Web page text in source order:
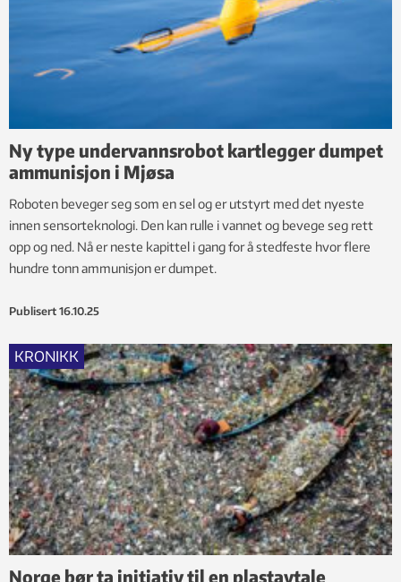
Ny type undervannsrobot kartlegger dumpet
ammunisjon i Mjøsa
Roboten beveger seg som en sel og er utstyrt med det nyeste
innen sensorteknologi. Den kan rulle i vannet og bevege seg rett
opp og ned. Nå er neste kapittel i gang for å stedfeste hvor flere
hundre tonn ammunisjon er dumpet.
Publisert 16.10.25
KRONIKK
Norge bør ta initiativ til en plastavtale